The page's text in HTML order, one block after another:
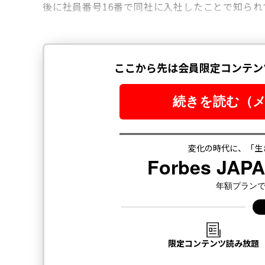
後に社員番号16番で同社に入社したことで知ら